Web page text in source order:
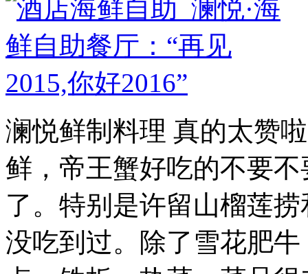
澜悦鲜制料理 真的太赞
鲜，帝王蟹好吃的不要
了。特别是许留山榴莲
没吃到过。除了雪花肥